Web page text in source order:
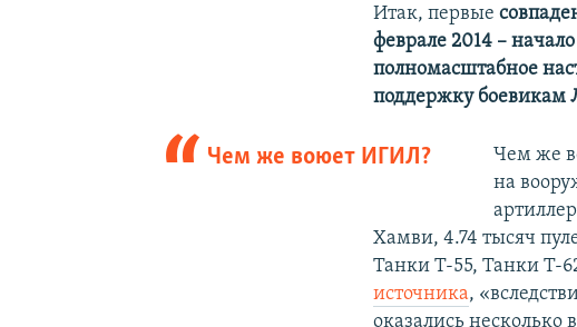
Итак, первые
феврале 2014 –
полномасштабное
поддержку боевикам
Чем же воюет ИГИЛ? Чем же
на
Хамви, 4.74 тысяч
Танки Т-55, Танки Т-
источника,
оказались несколько